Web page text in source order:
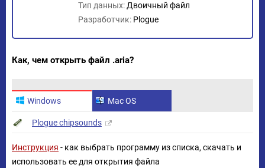
Тип данных: Двоичный файл
Разработчик: Plogue
Как, чем открыть файл .aria?
Windows Mac OS
Plogue chipsounds
Инструкция - как выбрать программу из списка, скачать и
использовать ее для открытия файла